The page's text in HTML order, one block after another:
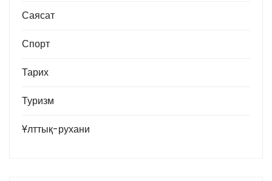
Саясат
Спорт
Тарих
Туризм
Ұлттық-рухани